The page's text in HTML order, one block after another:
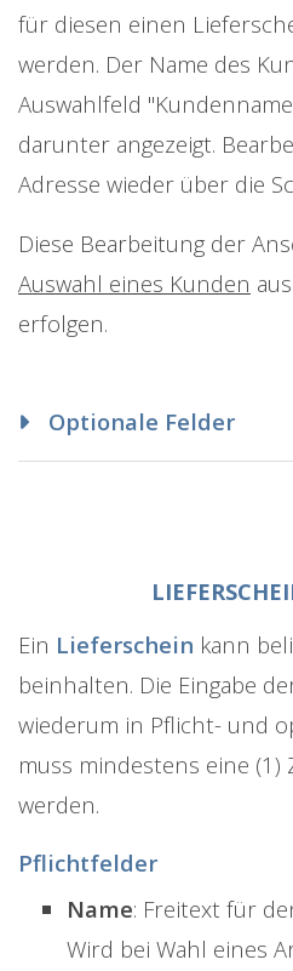
für diesen einen
werden. Der Name des
Auswahlfeld
darunter angezeigt.
Adresse wieder über die
Diese Bearbeitung der
Auswahl eines Kunden
erfolgen.
Optionale Felder
Ein Lieferschein kann
beinhalten. Die Eingabe
wiederum in Pflicht- und
muss mindestens eine (1)
werden.
Pflichtfelder
Name: Freitext für
Wird bei Wahl eines